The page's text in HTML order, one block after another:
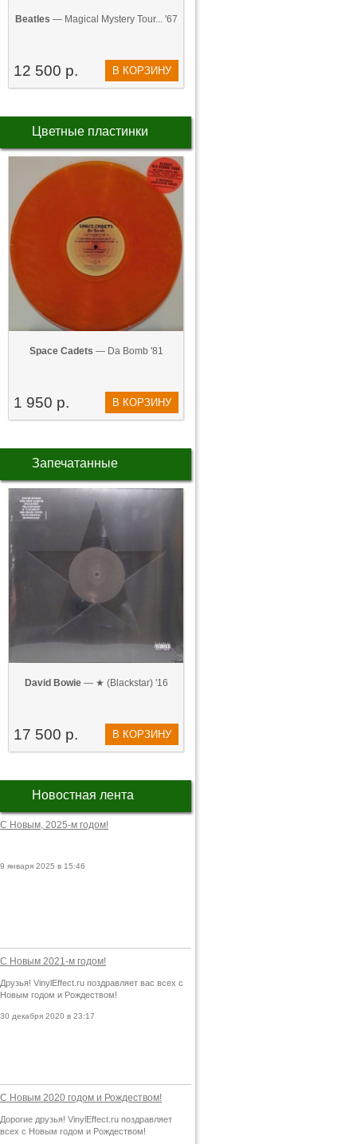
Beatles — Magical Mystery Tour... '67
12 500 р. В КОРЗИНУ
Цветные пластинки
Space Cadets — Da Bomb '81
1 950 р. В КОРЗИНУ
Запечатанные
David Bowie— ★ (Blackstar) '16
17 500 р. В КОРЗИНУ
Новостная лента
С Новым, 2025-м годом!
9 января 2025 в 15:46
С Новым 2021-м годом!
Друзья! VinylEffect.ru поздравляет вас всех с
Новым годом и Рождеством!
30 декабря 2020 в 23:17
С Новым 2020 годом и Рождеством!
Дорогие друзья! VinylEffect.ru поздравляет
всех с Новым годом и Рождеством!